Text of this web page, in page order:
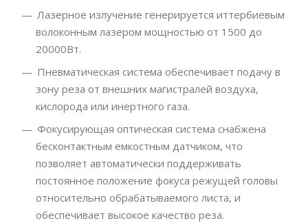
Лазерное излучение генерируется иттербиевым
волоконным лазером мощностью от 1500 до
20000Вт.
Пневматическая система обеспечивает подачу в
зону реза от внешних магистралей воздуха,
кислорода или инертного газа.
Фокусирующая оптическая система снабжена
бесконтактным емкостным датчиком, что
позволяет автоматически поддерживать
постоянное положение фокуса режущей головы
относительно обрабатываемого листа, и
обеспечивает высокое качество реза.